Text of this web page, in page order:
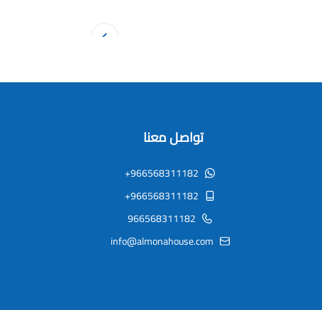
تواصل معنا
+966568311182
+966568311182
966568311182
info@almonahouse.com